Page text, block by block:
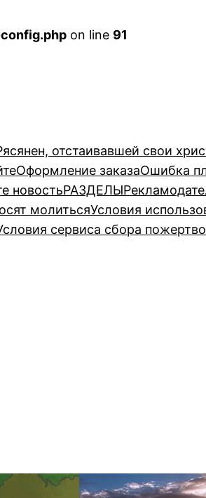
on line 91
отстаивавшей свои
Оформление заказаОшибка
новостьРАЗДЕЛЫ
молитьсяУсловия
сервиса сбора